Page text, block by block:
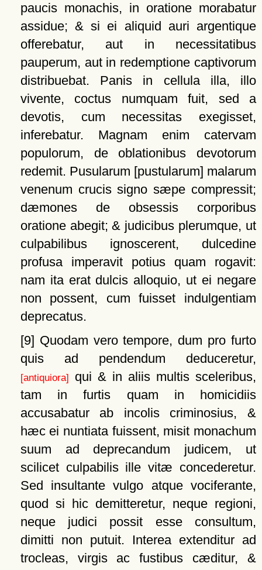
paucis monachis, in oratione morabatur
assidue; & si ei aliquid auri argentique
offerebatur, aut in necessitatibus
pauperum, aut in redemptione captivorum
distribuebat. Panis in cellula illa, illo
vivente, coctus numquam fuit, sed a
devotis, cum necessitas exegisset,
inferebatur. Magnam enim catervam
populorum, de oblationibus devotorum
redemit. Pusularum [pustularum] malarum
venenum crucis signo sæpe compressit;
dæmones de obsessis corporibus
oratione abegit; & judicibus plerumque, ut
culpabilibus ignoscerent, dulcedine
profusa imperavit potius quam rogavit:
nam ita erat dulcis alloquio, ut ei negare
non possent, cum fuisset indulgentiam
deprecatus.
[9] Quodam vero tempore, dum pro furto
quis ad pendendum deduceretur,
[antiquiora]
qui & in aliis multis sceleribus,
tam in furtis quam in homicidiis
accusabatur ab incolis criminosius, &
hæc ei nuntiata fuissent, misit monachum
suum ad deprecandum judicem, ut
scilicet culpabilis ille vitæ concederetur.
Sed insultante vulgo atque vociferante,
quod si hic demitteretur, neque regioni,
neque judici possit esse consultum,
dimitti non putuit. Interea extenditur ad
trocleas, virgis ac fustibus cæditur, &